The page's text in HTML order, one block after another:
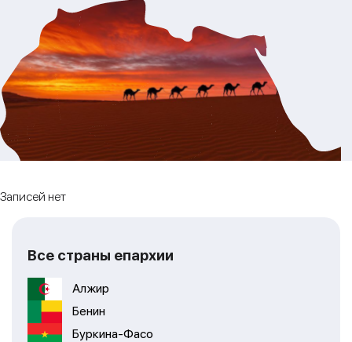
Записей нет
Все страны епархии
Алжир
Бенин
Буркина-Фасо